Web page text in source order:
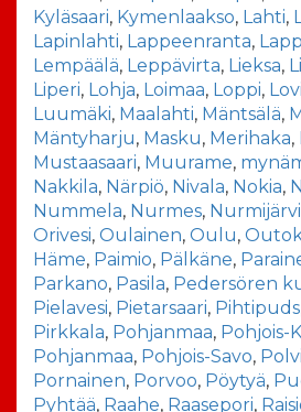
Kyläsaari, Kymenlaakso, Lahti,
Lapinlahti, Lappeenranta,
Lempäälä, Leppävirta, Lieksa,
Liperi, Lohja, Loimaa, Loppi,
Luumäki, Maalahti, Mäntsälä,
Mäntyharju, Masku, Merihaka,
Mustaasaari, Muurame,
Nakkila, Närpiö, Nivala, Nokia,
Nummela, Nurmes, Nurmijärvi
Orivesi, Oulainen, Oulu,
Häme, Paimio, Pälkäne,
Parkano, Pasila, Pedersören
Pielavesi, Pietarsaari, Pihtipuds
Pirkkala, Pohjanmaa, Pohjois-
Pohjanmaa, Pohjois-Savo,
Pornainen, Porvoo, Pöytyä,
Pyhtää, Raahe, Raasepori,